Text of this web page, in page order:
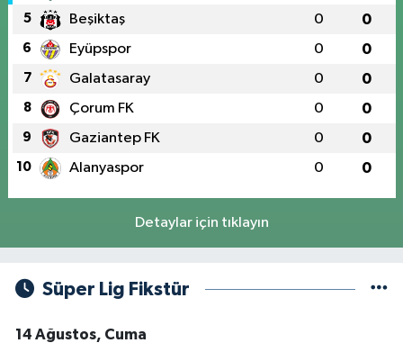
5 Beşiktaş 0 0
6 Eyüpspor 0 0
7 Galatasaray 0 0
8 Çorum FK 0 0
9 Gaziantep FK 0 0
10 Alanyaspor 0 0
Detaylar için tıklayın
Süper Lig Fikstür
14 Ağustos, Cuma